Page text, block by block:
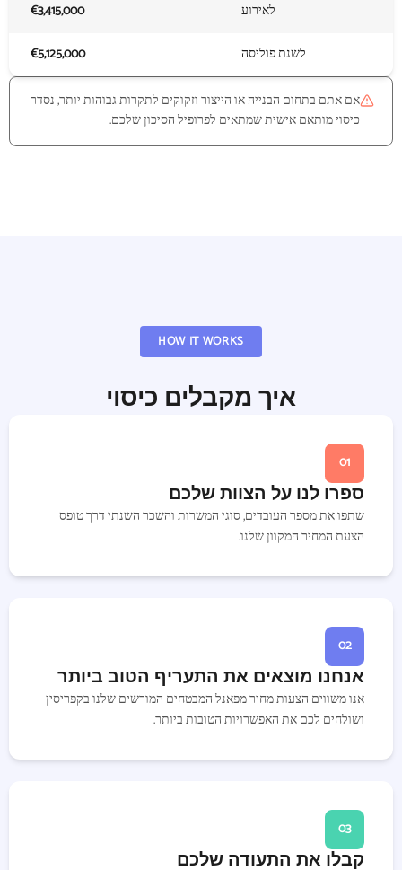
לאירוע ‎€3,415,000‎
לשנת פוליסה ‎€5,125,000‎
אם אתם בתחום הבנייה או הייצור וזקוקים לתקרות גבוהות יותר, נסדר
כיסוי מותאם אישית שמתאים לפרופיל הסיכון שלכם.
HOW IT WORKS
איך מקבלים כיסוי
01
ספרו לנו על הצוות שלכם
שתפו את מספר העובדים, סוגי המשרות והשכר השנתי דרך טופס
הצעת המחיר המקוון שלנו.
02
אנחנו מוצאים את התעריף הטוב ביותר
אנו משווים הצעות מחיר מפאנל המבטחים המורשים שלנו בקפריסין
ושולחים לכם את האפשרויות הטובות ביותר.
03
קבלו את התעודה שלכם